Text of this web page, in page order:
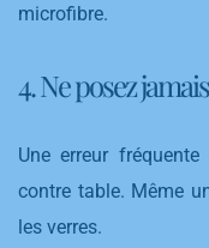
microfibre.
4. Ne posez
Une erreur
contre table. Même
les verres.